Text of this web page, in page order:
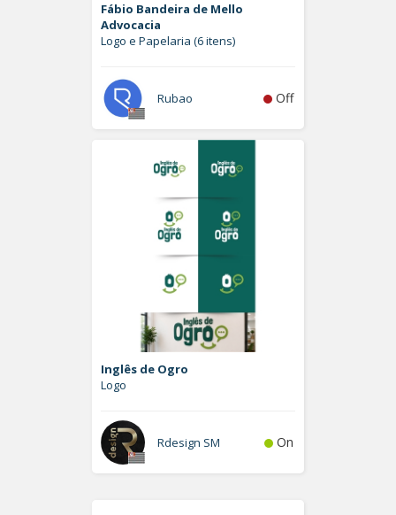
Fábio Bandeira de Mello
Advocacia
Logo e Papelaria (6 itens)
Rubao Off
Inglês de Ogro
Logo
Rdesign SM On